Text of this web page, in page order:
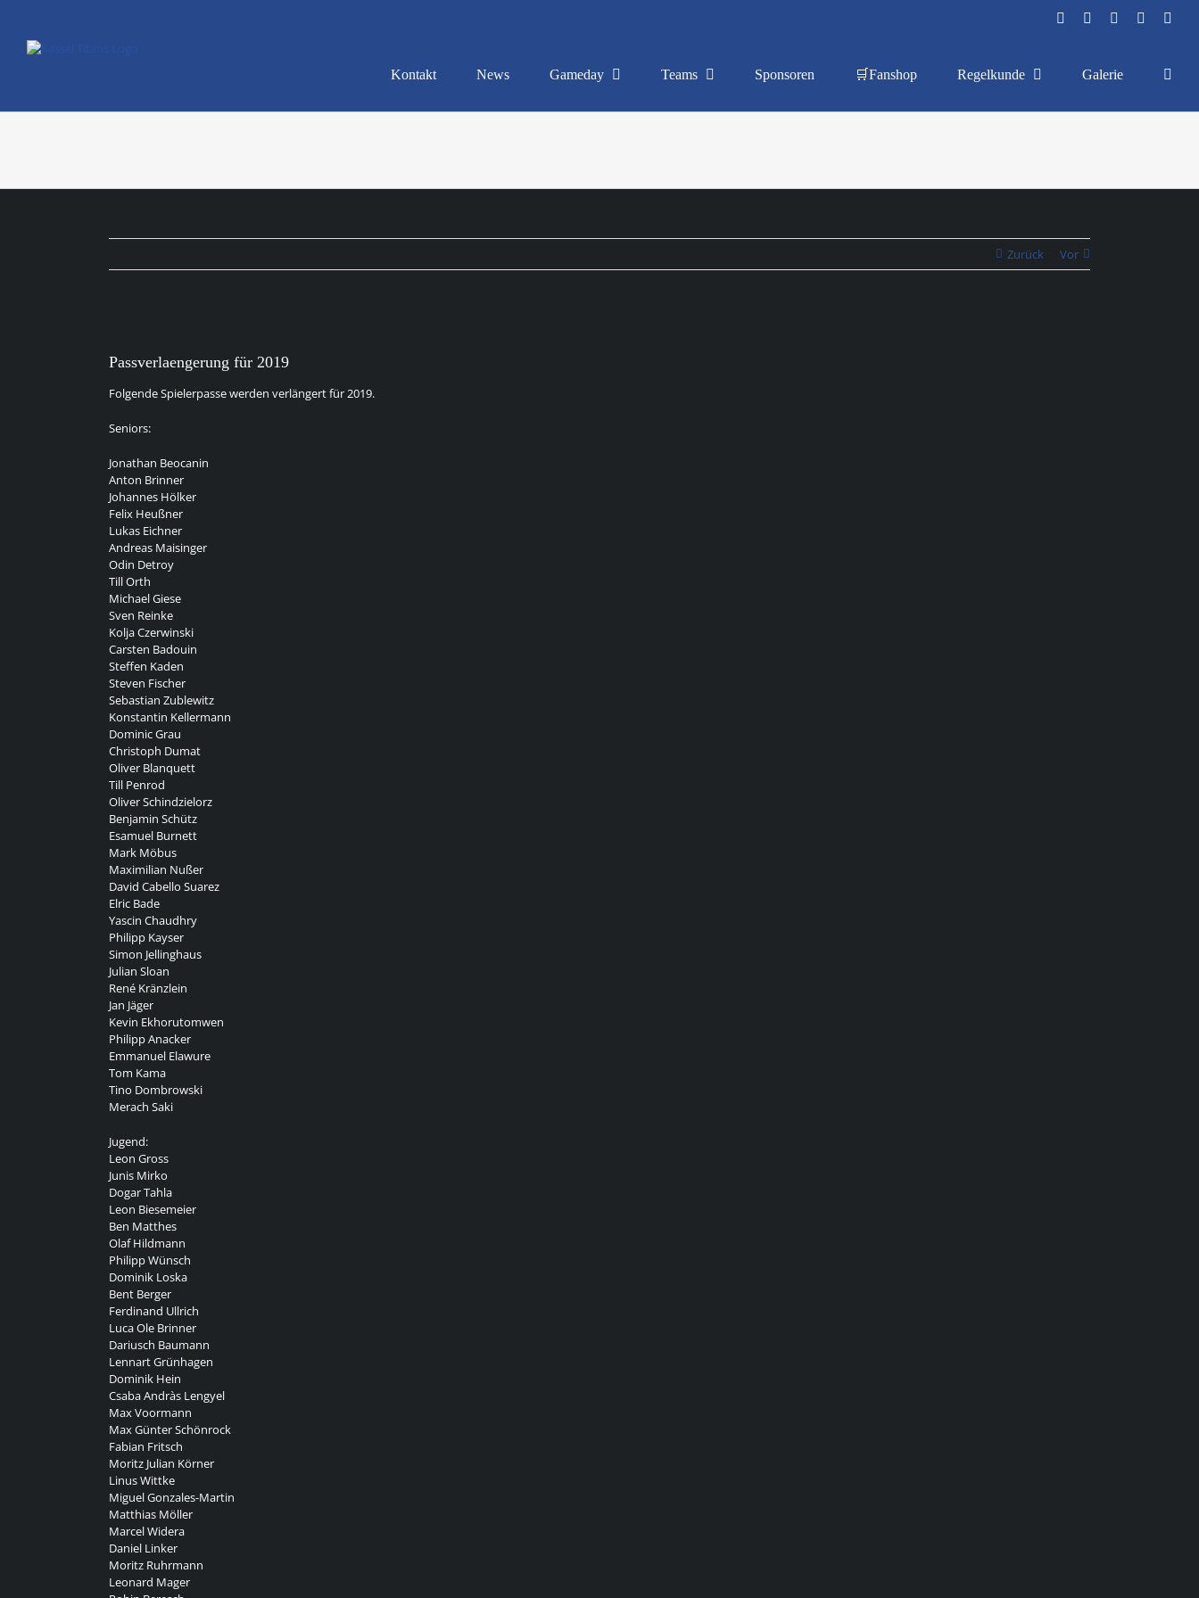
springen
FacebookInstagramYouTube
Flickr
Kontakt News Gameday Teams Sponsoren 🛒Fanshop Regelkunde Galerie
Zurück Vor
Bild
Passverlaengerung für 2019
Folgende Spielerpasse werden verlängert für 2019.
Seniors:
Jonathan Beocanin
Anton Brinner
Johannes Hölker
Felix Heußner
Lukas Eichner
Andreas Maisinger
Odin Detroy
Till Orth
Michael Giese
Sven Reinke
Kolja Czerwinski
Carsten Badouin
Steffen Kaden
Steven Fischer
Sebastian Zublewitz
Konstantin Kellermann
Dominic Grau
Christoph Dumat
Oliver Blanquett
Till Penrod
Oliver Schindzielorz
Benjamin Schütz
Esamuel Burnett
Mark Möbus
Maximilian Nußer
David Cabello Suarez
Elric Bade
Yascin Chaudhry
Philipp Kayser
Simon Jellinghaus
Julian Sloan
René Kränzlein
Jan Jäger
Kevin Ekhorutomwen
Philipp Anacker
Emmanuel Elawure
Tom Kama
Tino Dombrowski
Merach Saki
Jugend:
Leon Gross
Junis Mirko
Dogar Tahla
Leon Biesemeier
Ben Matthes
Olaf Hildmann
Philipp Wünsch
Dominik Loska
Bent Berger
Ferdinand Ullrich
Luca Ole Brinner
Dariusch Baumann
Lennart Grünhagen
Dominik Hein
Csaba Andràs Lengyel
Max Voormann
Max Günter Schönrock
Fabian Fritsch
Moritz Julian Körner
Linus Wittke
Miguel Gonzales-Martin
Matthias Möller
Marcel Widera
Daniel Linker
Moritz Ruhrmann
Leonard Mager